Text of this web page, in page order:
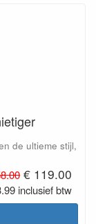
de ultieme stijl,
€ 119.00
inclusief btw